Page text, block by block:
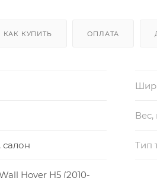
КАК КУПИТЬ ОПЛАТА
Вес,
салон Тип
Hover H5 (2010-